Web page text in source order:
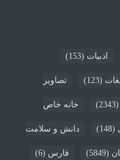
ادبیات (153)
(123) تصاویر
(2343) خانه خاص
(148) دانش و سلامت
(5849) فارس (6)